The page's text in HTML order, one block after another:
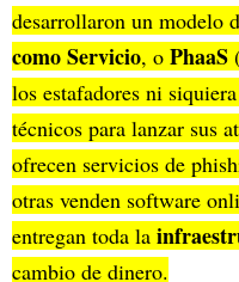
desarrollaron un modelo
como Servicio, o PhaaS
los estafadores ni
técnicos para lanzar sus
ofrecen servicios de
otras venden software
entregan toda la
cambio de dinero.